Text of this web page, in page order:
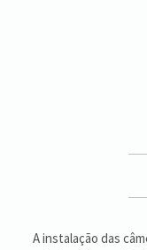
A instalação das